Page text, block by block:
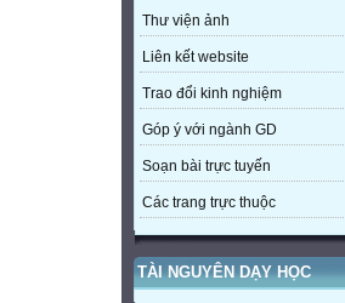
Thư viện ảnh
Liên kết website
Trao đổi kinh nghiệm
Góp ý với ngành GD
Soạn bài trực tuyến
Các trang trực thuộc
TÀI NGUYÊN DẠY HỌC